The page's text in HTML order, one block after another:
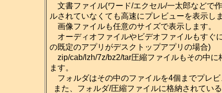
文書ファイル(ワード/エクセル/一太郎などで
ルされていなくても高速にプレビューを表示し
画像ファイルも任意のサイズで表示します。
オーディオファイルやビデオファイルもすぐ
の既定のアプリがデスクトップアプリの場合)
zip/cab/lzh/7z/bz2/tar圧縮ファイルもその中
ます。
フォルダはその中のファイルを4個までプレ
また、フォルダ/圧縮ファイルに格納されてい